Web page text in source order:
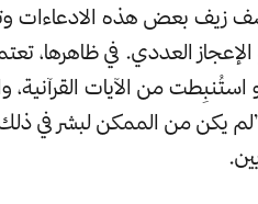
بعض هذه الادعاءات
الإعجاز العددي. في ظاهرها،
من الآيات القرآنية،
يكن من الممكن لبشر في